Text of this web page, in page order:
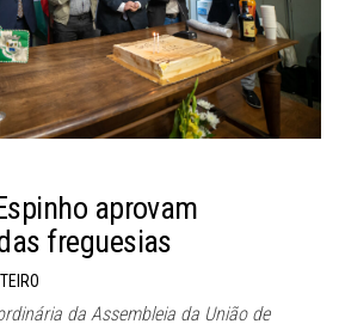
aprovam
freguesias
da Assembleia da União de